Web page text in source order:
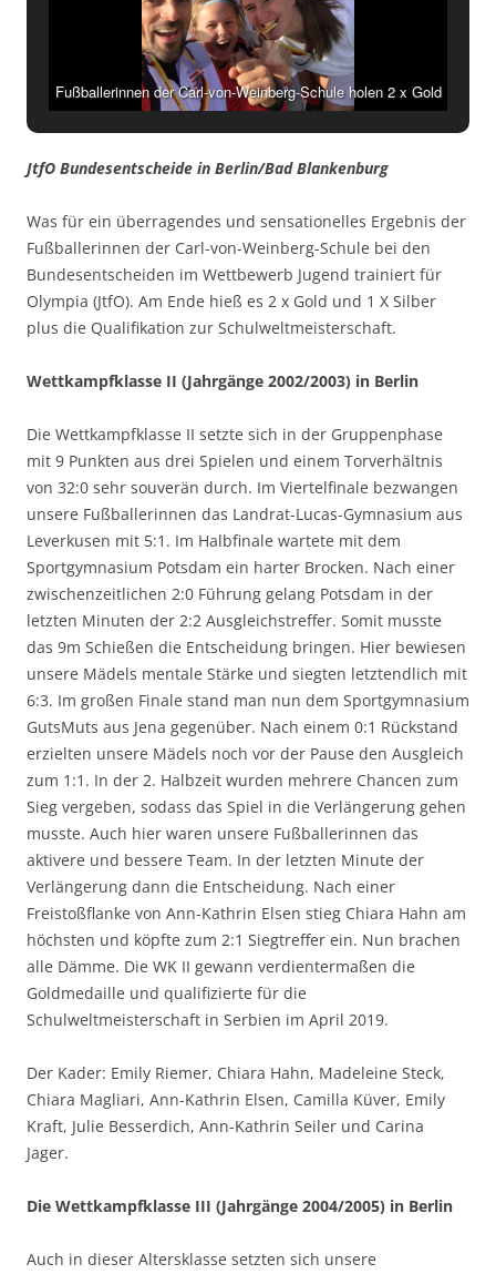
Fußballerinnen der Carl-von-Weinberg-Schule holen 2 x Gold
JtfO Bundesentscheide in Berlin/Bad Blankenburg
Was für ein überragendes und sensationelles Ergebnis der
Fußballerinnen der Carl-von-Weinberg-Schule bei den
Bundesentscheiden im Wettbewerb Jugend trainiert für
Olympia (JtfO). Am Ende hieß es 2 x Gold und 1 X Silber
plus die Qualifikation zur Schulweltmeisterschaft.
Wettkampfklasse II (Jahrgänge 2002/2003) in Berlin
Die Wettkampfklasse II setzte sich in der Gruppenphase
mit 9 Punkten aus drei Spielen und einem Torverhältnis
von 32:0 sehr souverän durch. Im Viertelfinale bezwangen
unsere Fußballerinnen das Landrat-Lucas-Gymnasium aus
Leverkusen mit 5:1. Im Halbfinale wartete mit dem
Sportgymnasium Potsdam ein harter Brocken. Nach einer
zwischenzeitlichen 2:0 Führung gelang Potsdam in der
letzten Minuten der 2:2 Ausgleichstreffer. Somit musste
das 9m Schießen die Entscheidung bringen. Hier bewiesen
unsere Mädels mentale Stärke und siegten letztendlich mit
6:3. Im großen Finale stand man nun dem Sportgymnasium
GutsMuts aus Jena gegenüber. Nach einem 0:1 Rückstand
erzielten unsere Mädels noch vor der Pause den Ausgleich
zum 1:1. In der 2. Halbzeit wurden mehrere Chancen zum
Sieg vergeben, sodass das Spiel in die Verlängerung gehen
musste. Auch hier waren unsere Fußballerinnen das
aktivere und bessere Team. In der letzten Minute der
Verlängerung dann die Entscheidung. Nach einer
Freistoßflanke von Ann-Kathrin Elsen stieg Chiara Hahn am
höchsten und köpfte zum 2:1 Siegtreffer ein. Nun brachen
alle Dämme. Die WK II gewann verdientermaßen die
Goldmedaille und qualifizierte für die
Schulweltmeisterschaft in Serbien im April 2019.
Der Kader: Emily Riemer, Chiara Hahn, Madeleine Steck,
Chiara Magliari, Ann-Kathrin Elsen, Camilla Küver, Emily
Kraft, Julie Besserdich, Ann-Kathrin Seiler und Carina
Jager.
Die Wettkampfklasse III (Jahrgänge 2004/2005) in Berlin
Auch in dieser Altersklasse setzten sich unsere